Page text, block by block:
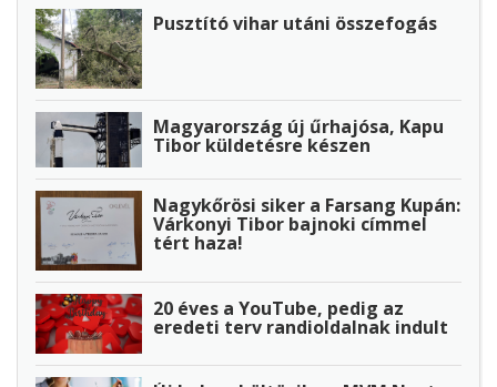
Pusztító vihar utáni összefogás
Magyarország új űrhajósa, Kapu
Tibor küldetésre készen
Nagykőrösi siker a Farsang Kupán:
Várkonyi Tibor bajnoki címmel
tért haza!
20 éves a YouTube, pedig az
eredeti terv randioldalnak indult